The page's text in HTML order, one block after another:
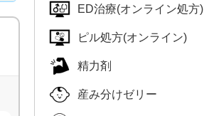
ED治療(オンライン処方)
ピル処方(オンライン)
精力剤
産み分けゼリー